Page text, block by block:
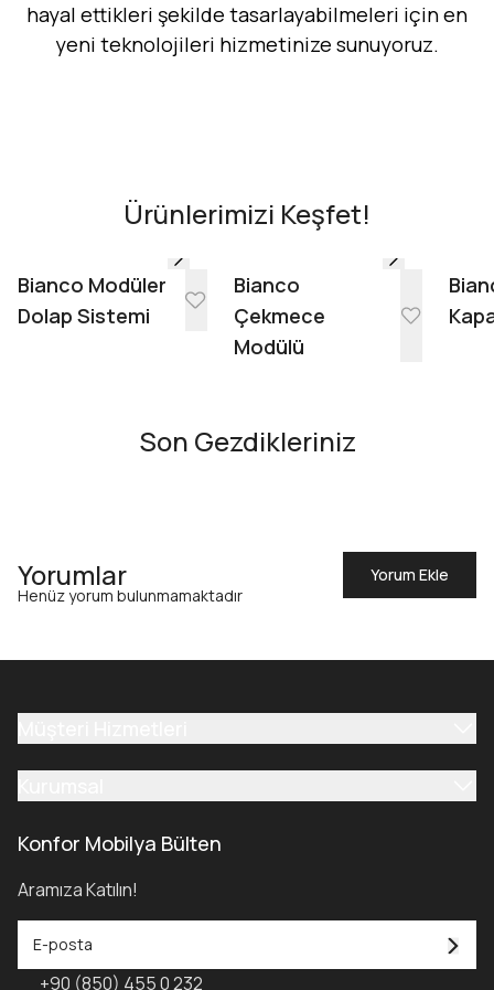
hayal ettikleri şekilde tasarlayabilmeleri için en
yeni teknolojileri hizmetinize sunuyoruz.
Evinde Gör + AR
Ürünlerimizi Keşfet!
Bianco Modüler
Dolap Sistemi
Bianco
Çekmece
Modülü
Son Gezdikleriniz
Yorumlar
Yorum Ekle
Henüz yorum bulunmamaktadır
Konfor Mobilya Bülten
Aramıza Katılın!
+90 (850) 455 0 232